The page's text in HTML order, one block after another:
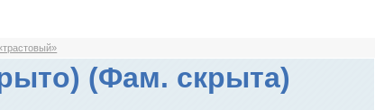
(Фам. скрыта)